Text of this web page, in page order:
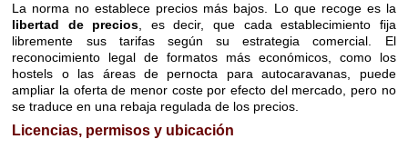
La norma no establece precios más bajos. Lo que recoge es la
libertad de precios, es decir, que cada establecimiento fija
libremente sus tarifas según su estrategia comercial. El
reconocimiento legal de formatos más económicos, como los
hostels o las áreas de pernocta para autocaravanas, puede
ampliar la oferta de menor coste por efecto del mercado, pero no
se traduce en una rebaja regulada de los precios.
Licencias, permisos y ubicación